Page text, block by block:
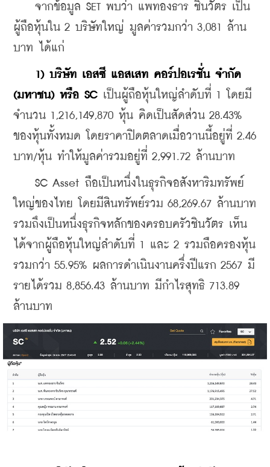
จากข้อมูล SET พบว่า แพทองธาร ชินวัตร เป็น
ผู้ถือหุ้นใน 2 บริษัทใหญ่ มูลค่ารวมกว่า 3,081 ล้าน
บาท ได้แก่
1) บริษัท เอสซี แอสเสท คอร์ปอเรชั่น จำกัด
(มหาชน) หรือ SC เป็นผู้ถือหุ้นใหญ่ลำดับที่ 1 โดยมี
จำนวน 1,216,149,870 หุ้น คิดเป็นสัดส่วน 28.43%
ของหุ้นทั้งหมด โดยราคาปิดตลาดเมื่อวานนี้อยู่ที่ 2.46
บาท/หุ้น ทำให้มูลค่ารวมอยู่ที่ 2,991.72 ล้านบาท
SC Asset ถือเป็นหนึ่งในธุรกิจอสังหาริมทรัพย์
ใหญ่ของไทย โดยมีสินทรัพย์รวม 68,269.67 ล้านบาท
รวมถึงเป็นหนึ่งธุรกิจหลักของครอบครัวชินวัตร เห็น
ได้จากผู้ถือหุ้นใหญ่ลำดับที่ 1 และ 2 รวมถือครองหุ้น
รวมกว่า 55.95% ผลการดำเนินงานครึ่งปีแรก 2567 มี
รายได้รวม 8,856.43 ล้านบาท มีกำไรสุทธิ 713.89
ล้านบาท